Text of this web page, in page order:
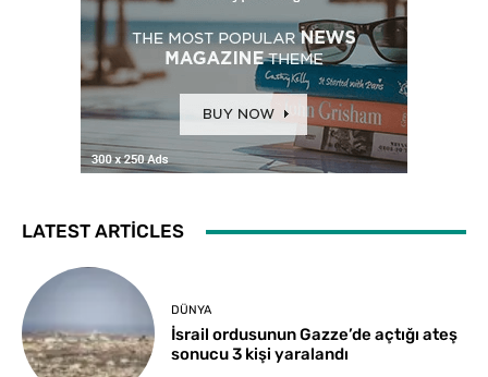
LATEST ARTICLES
DÜNYA
İsrail ordusunun Gazze’de açtığı ateş
sonucu 3 kişi yaralandı